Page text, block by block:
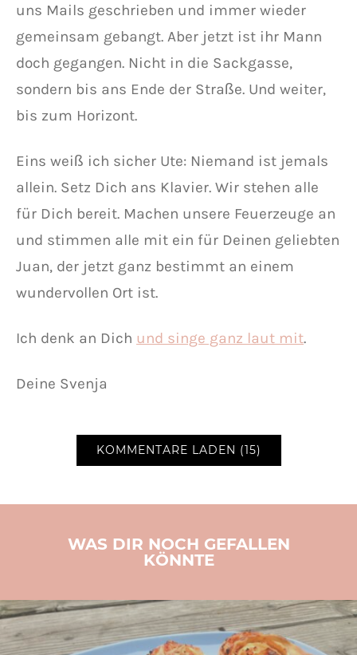
uns Mails geschrieben und immer wieder
gemeinsam gebangt. Aber jetzt ist ihr Mann
doch gegangen. Nicht in die Sackgasse,
sondern bis ans Ende der Straße. Und weiter,
bis zum Horizont.
Eins weiß ich sicher Ute: Niemand ist jemals
allein. Setz Dich ans Klavier. Wir stehen alle
für Dich bereit. Machen unsere Feuerzeuge an
und stimmen alle mit ein für Deinen geliebten
Juan, der jetzt ganz bestimmt an einem
wundervollen Ort ist.
Ich denk an Dich und singe ganz laut mit.
Deine Svenja
KOMMENTARE LADEN (15)
WAS DIR NOCH GEFALLEN
KÖNNTE